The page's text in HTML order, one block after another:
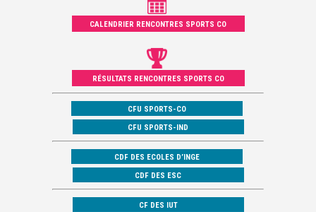
CALENDRIER RENCONTRES SPORTS CO
RÉSULTATS RENCONTRES SPORTS CO
CFU SPORTS-CO
CFU SPORTS-IND
CDF DES ECOLES D’INGE
CDF DES ESC
CF DES IUT